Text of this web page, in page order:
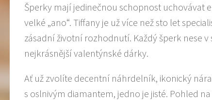
Šperky mají jedinečnou schopnost uchovávat
velké „ano“. Tiffany je už více než sto let
zásadní životní rozhodnutí. Každý šperk nese
nejkrásnější valentýnské dárky.
Ať už zvolíte decentní náhrdelník, ikonický
s oslnivým diamantem, jedno je jisté. Pohled